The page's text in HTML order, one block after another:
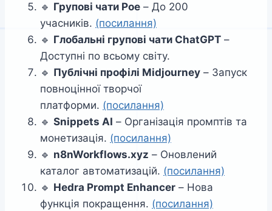
🔹 Групові чати Poe – До 200
учасників. (посилання)
🔹 Глобальні групові чати ChatGPT –
Доступні по всьому світу.
🔹 Публічні профілі Midjourney – Запуск
повноцінної творчої
платформи. (посилання)
🔹 Snippets AI – Організація промптів та
монетизація. (посилання)
🔹 n8nWorkflows.xyz – Оновлений
каталог автоматизацій. (посилання)
🔹 Hedra Prompt Enhancer – Нова
функція покращення. (посилання)